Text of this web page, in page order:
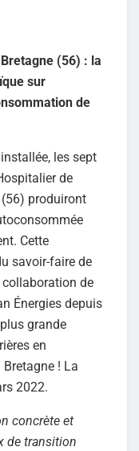
(56) : la
sur
de
les sept
de
produiront
Cette
savoir-faire de
collaboration de
Énergies depuis
grande
en
! La
2022.
concrète et
de transition